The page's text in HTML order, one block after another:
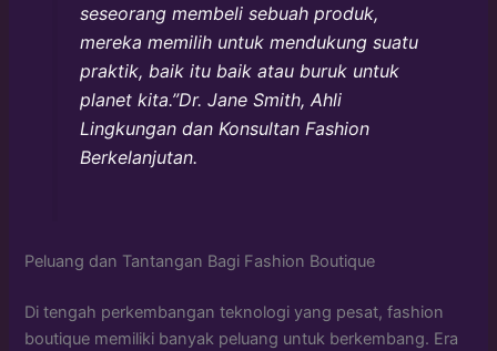
seseorang membeli sebuah produk,
mereka memilih untuk mendukung suatu
praktik, baik itu baik atau buruk untuk
planet kita.”Dr. Jane Smith, Ahli
Lingkungan dan Konsultan Fashion
Berkelanjutan.
Peluang dan Tantangan Bagi Fashion Boutique
Di tengah perkembangan teknologi yang pesat, fashion
boutique memiliki banyak peluang untuk berkembang. Era